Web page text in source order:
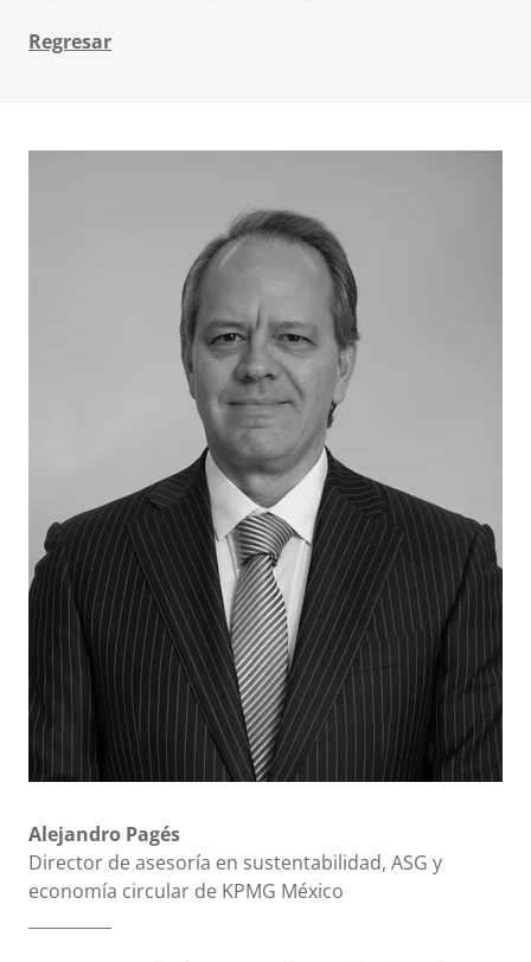
Regresar
Alejandro Pagés
Director de asesoría en sustentabilidad, ASG y
economía circular de KPMG México